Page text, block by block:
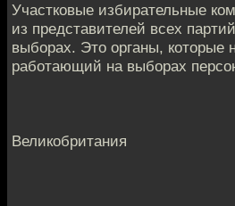
Участковые избирательные
из представителей всех
выборах. Это органы, которые
работающий на выборах
Великобритания